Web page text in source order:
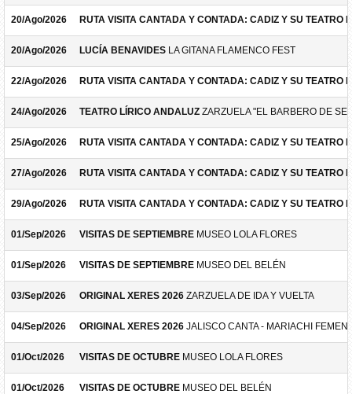
20/Ago/2026 RUTA VISITA CANTADA Y CONTADA: CADIZ Y SU TEATRO
20/Ago/2026 LUCÍA BENAVIDES LA GITANA FLAMENCO FEST
22/Ago/2026 RUTA VISITA CANTADA Y CONTADA: CADIZ Y SU TEATRO
24/Ago/2026 TEATRO LÍRICO ANDALUZ ZARZUELA "EL BARBERO DE
25/Ago/2026 RUTA VISITA CANTADA Y CONTADA: CADIZ Y SU TEATRO
27/Ago/2026 RUTA VISITA CANTADA Y CONTADA: CADIZ Y SU TEATRO
29/Ago/2026 RUTA VISITA CANTADA Y CONTADA: CADIZ Y SU TEATRO
01/Sep/2026 VISITAS DE SEPTIEMBRE MUSEO LOLA FLORES
01/Sep/2026 VISITAS DE SEPTIEMBRE MUSEO DEL BELÉN
03/Sep/2026 ORIGINAL XERES 2026 ZARZUELA DE IDA Y VUELTA
04/Sep/2026 ORIGINAL XERES 2026 JALISCO CANTA - MARIACHI
01/Oct/2026 VISITAS DE OCTUBRE MUSEO LOLA FLORES
01/Oct/2026 VISITAS DE OCTUBRE MUSEO DEL BELÉN